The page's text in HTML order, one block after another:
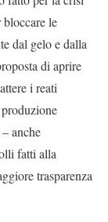
bloccare le
dal gelo e dalla
di aprire
i reati
anche
fatti alla
trasparenza